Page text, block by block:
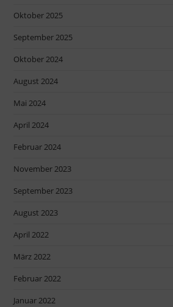
Oktober 2025
September 2025
Oktober 2024
August 2024
Mai 2024
April 2024
Februar 2024
November 2023
September 2023
August 2023
April 2022
März 2022
Februar 2022
Januar 2022